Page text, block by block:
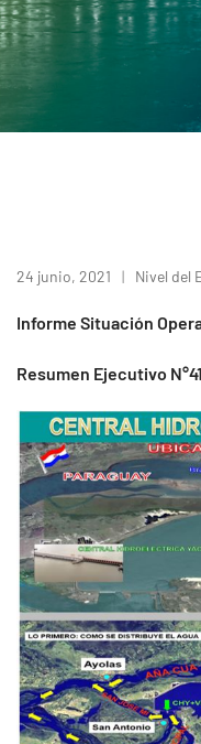
24 junio, 2021 Nivel del
Informe Situación
Resumen Ejecutivo